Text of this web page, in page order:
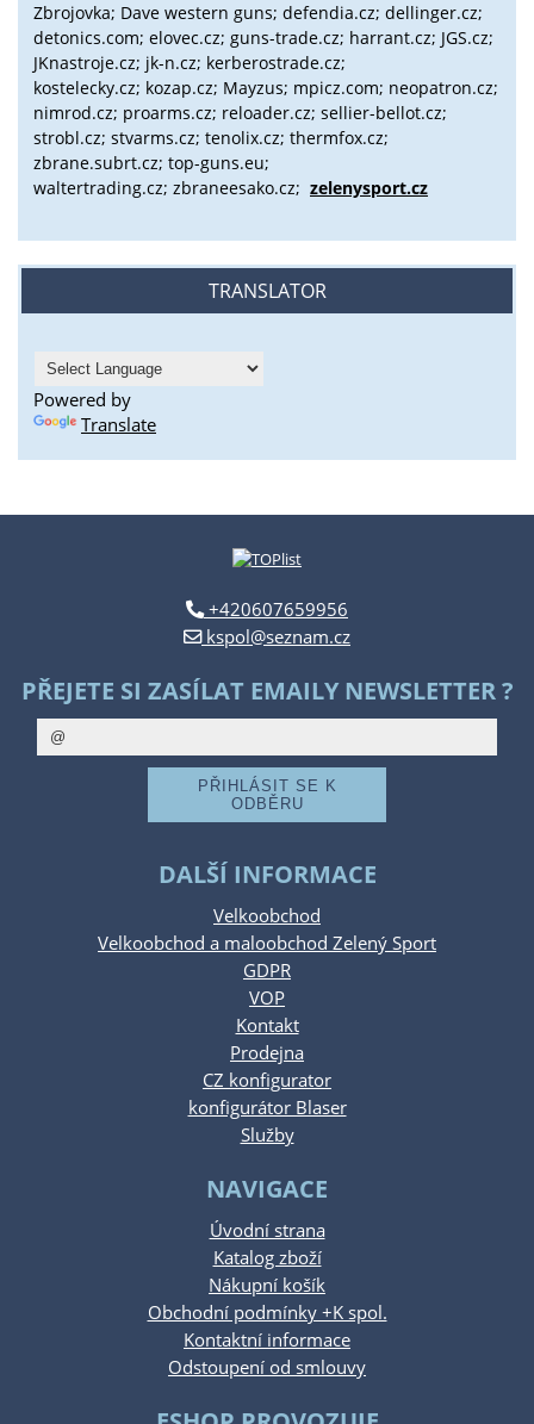
Zbrojovka; Dave western guns; defendia.cz; dellinger.cz;
detonics.com; elovec.cz; guns-trade.cz; harrant.cz; JGS.cz;
JKnastroje.cz; jk-n.cz; kerberostrade.cz;
kostelecky.cz; kozap.cz; Mayzus; mpicz.com; neopatron.cz;
nimrod.cz; proarms.cz; reloader.cz; sellier-bellot.cz;
strobl.cz; stvarms.cz; tenolix.cz; thermfox.cz;
zbrane.subrt.cz; top-guns.eu;
waltertrading.cz; zbraneesako.cz; zelenysport.cz
TRANSLATOR
Powered by
Translate
+420607659956
kspol@seznam.cz
PŘEJETE SI ZASÍLAT EMAILY NEWSLETTER ?
DALŠÍ INFORMACE
Velkoobchod
Velkoobchod a maloobchod Zelený Sport
GDPR
VOP
Kontakt
Prodejna
CZ konfigurator
konfigurátor Blaser
Služby
NAVIGACE
Úvodní strana
Katalog zboží
Nákupní košík
Obchodní podmínky +K spol.
Kontaktní informace
Odstoupení od smlouvy